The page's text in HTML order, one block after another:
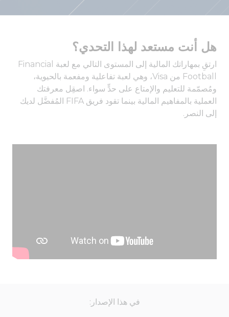
هل أنت مستعد لهذا التحدي؟
ارتقِ بمهاراتك المالية إلى المستوى التالي مع لعبة Financial
Football من Visa، وهي لعبة تفاعلية ومفعمة بالحيوية،
ومُصمّمة للتعليم والإمتاع على حدٍّ سواء. اصقِل معرفتك
العملية بالمفاهيم المالية بينما تقود فريق FIFA المُفضَّل لديك
إلى النصر.
في هذا الإصدار: